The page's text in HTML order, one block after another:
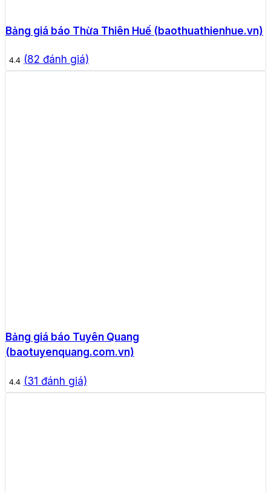
Bảng giá báo Thừa Thiên Huế (baothuathienhue.vn)
4.4 (82 đánh giá)
Bảng giá báo Tuyên Quang
(baotuyenquang.com.vn)
4.4 (31 đánh giá)